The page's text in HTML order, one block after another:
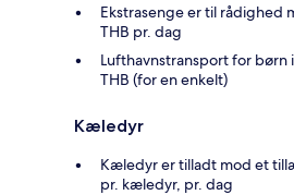
Ekstrasenge er til rådighed
THB pr. dag
Lufthavnstransport for børn
THB (for en enkelt)
Kæledyr
Kæledyr er tilladt mod et
pr. kæledyr, pr. dag